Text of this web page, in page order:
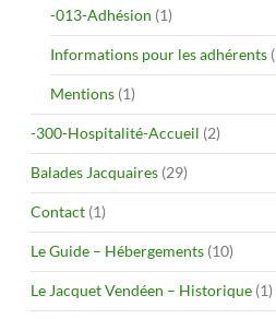
-013-Adhésion (1)
Informations pour les adhérents
Mentions (1)
-300-Hospitalité-Accueil (2)
Balades Jacquaires (29)
Contact (1)
Le Guide – Hébergements (10)
Le Jacquet Vendéen – Historique (1)